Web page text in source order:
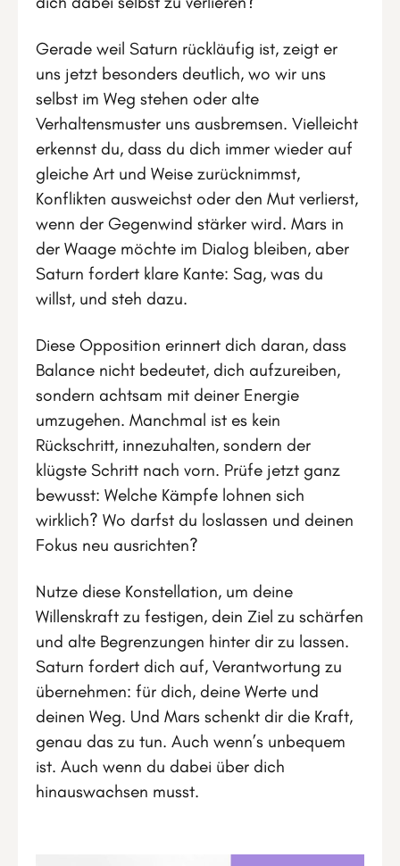
Gerade weil Saturn rückläufig ist, zeigt er
uns jetzt besonders deutlich, wo wir uns
selbst im Weg stehen oder alte
Verhaltensmuster uns ausbremsen. Vielleicht
erkennst du, dass du dich immer wieder auf
gleiche Art und Weise zurücknimmst,
Konflikten ausweichst oder den Mut verlierst,
wenn der Gegenwind stärker wird. Mars in
der Waage möchte im Dialog bleiben, aber
Saturn fordert klare Kante: Sag, was du
willst, und steh dazu.
Diese Opposition erinnert dich daran, dass
Balance nicht bedeutet, dich aufzureiben,
sondern achtsam mit deiner Energie
umzugehen. Manchmal ist es kein
Rückschritt, innezuhalten, sondern der
klügste Schritt nach vorn. Prüfe jetzt ganz
bewusst: Welche Kämpfe lohnen sich
wirklich? Wo darfst du loslassen und deinen
Fokus neu ausrichten?
Nutze diese Konstellation, um deine
Willenskraft zu festigen, dein Ziel zu schärfen
und alte Begrenzungen hinter dir zu lassen.
Saturn fordert dich auf, Verantwortung zu
übernehmen: für dich, deine Werte und
deinen Weg. Und Mars schenkt dir die Kraft,
genau das zu tun. Auch wenn’s unbequem
ist. Auch wenn du dabei über dich
hinauswachsen musst.